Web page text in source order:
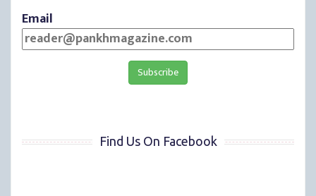
Email
Find Us On Facebook